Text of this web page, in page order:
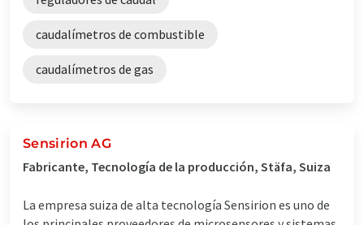
caudalímetros de combustible
caudalímetros de gas
Sensirion AG
Fabricante, Tecnología de la producción, Stäfa, Suiza
La empresa suiza de alta tecnología Sensirion es uno de